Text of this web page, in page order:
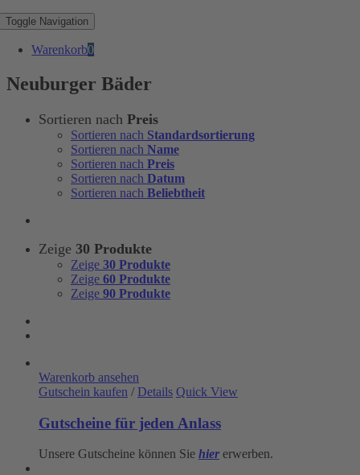
Toggle Navigation
Warenkorb0
Neuburger Bäder
Sortieren nach Preis
Sortieren nach Standardsortierung
Sortieren nach Name
Sortieren nach Preis
Sortieren nach Datum
Sortieren nach Beliebtheit
Zeige 30 Produkte
Zeige 30 Produkte
Zeige 60 Produkte
Zeige 90 Produkte
Warenkorb ansehen
Gutschein kaufen / Details Quick View
Gutscheine für jeden Anlass
Unsere Gutscheine können Sie hier erwerben.